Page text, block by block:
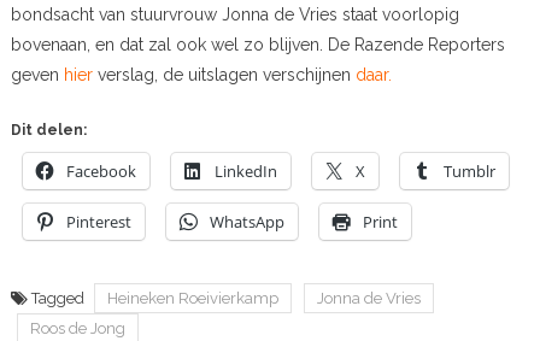
bondsacht van stuurvrouw Jonna de Vries staat voorlopig
bovenaan, en dat zal ook wel zo blijven. De Razende Reporters
geven hierverslag, de uitslagen verschijnen daar.
Dit delen:
Facebook LinkedIn X Tumblr
Pinterest WhatsApp Print
Tagged Heineken Roeivierkamp
Jonna de Vries
Roos de Jong